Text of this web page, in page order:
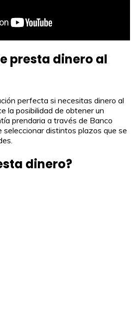
presta dinero al
perfecta si necesitas dinero al
la posibilidad de obtener un
prendaria a través de Banco
distintos plazos que se
dinero?